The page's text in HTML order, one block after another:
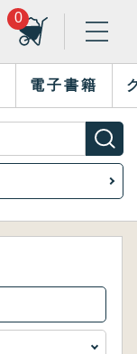
0
電子書籍